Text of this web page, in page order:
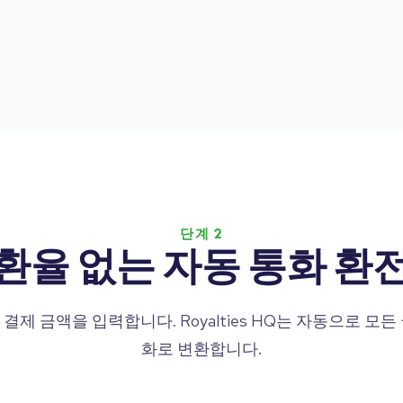
단계 2
율 없는 자동 통화 환
제 금액을 입력합니다. Royalties HQ는 자동으로 모든
화로 변환합니다.